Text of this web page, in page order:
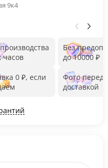
9к4
часов
0 ₽, если
Без
до 10000 ₽
Фото перед
доставкой